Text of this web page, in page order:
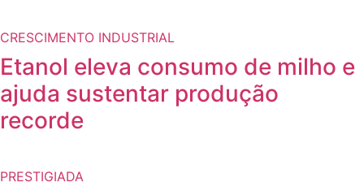
CRESCIMENTO INDUSTRIAL
Etanol eleva consumo de milho e
ajuda sustentar produção
recorde
PRESTIGIADA